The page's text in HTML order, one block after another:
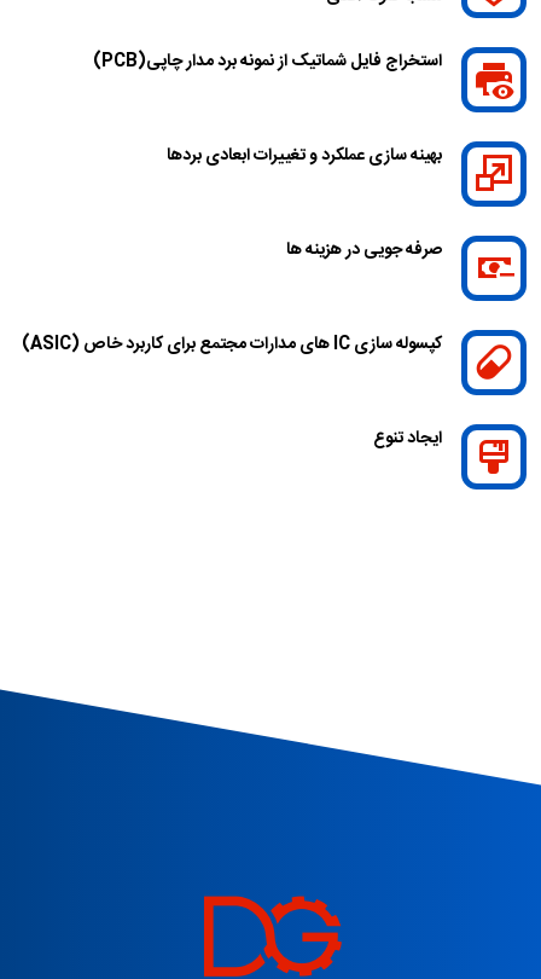
استخراج فایل شماتیک از نمونه برد مدار چاپی(PCB)
بهینه سازی عملکرد و تغییرات ابعادی برد‌ها
صرفه جویی در هزینه ها
کپسوله سازی IC های مدارات مجتمع برای کاربرد خاص (ASIC)
ایجاد تنوع